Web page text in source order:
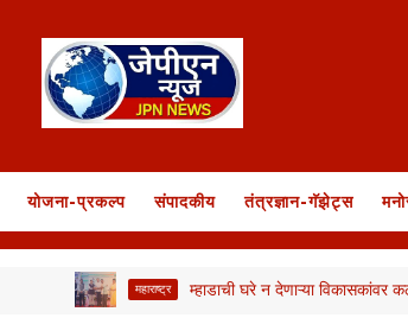
योजना-प्रकल्प संपादकीय तंत्रज्ञान-गॅझेट्स
महाराष्ट्र म्हाडाची घरे न देणाऱ्या विकासकांवर कठोर